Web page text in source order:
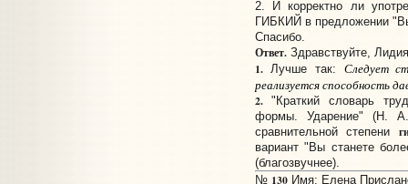
2. И корректно ли
ГИБКИЙ в предложении
Спасибо.
Ответ.Здравствуйте,
1.Лучше так: Следует
реализуется способность
2."Краткий словарь
формы. Ударение" (Н.
сравнительной степени
вариант "Вы станете
(благозвучнее).
№ 130Имя: Елена